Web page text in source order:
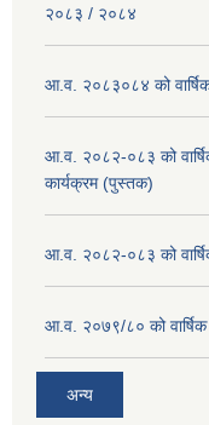
२०८३ / २०८४
आ.व. २०८३०८४ को
आ.व. २०८२-०८३ को
कार्यक्रम (पुस्तक)
आ.व. २०८२-०८३ को
आ.व. २०७९/८० को
अन्य